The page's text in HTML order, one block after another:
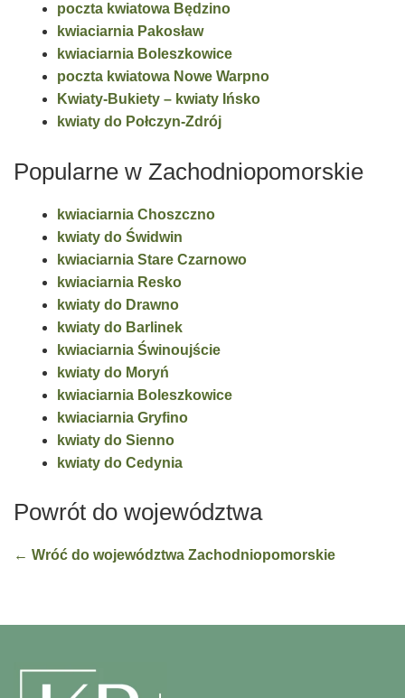
poczta kwiatowa Będzino
kwiaciarnia Pakosław
kwiaciarnia Boleszkowice
poczta kwiatowa Nowe Warpno
Kwiaty-Bukiety – kwiaty Ińsko
kwiaty do Połczyn-Zdrój
Popularne w Zachodniopomorskie
kwiaciarnia Choszczno
kwiaty do Świdwin
kwiaciarnia Stare Czarnowo
kwiaciarnia Resko
kwiaty do Drawno
kwiaty do Barlinek
kwiaciarnia Świnoujście
kwiaty do Moryń
kwiaciarnia Boleszkowice
kwiaciarnia Gryfino
kwiaty do Sienno
kwiaty do Cedynia
Powrót do województwa
← Wróć do województwa Zachodniopomorskie